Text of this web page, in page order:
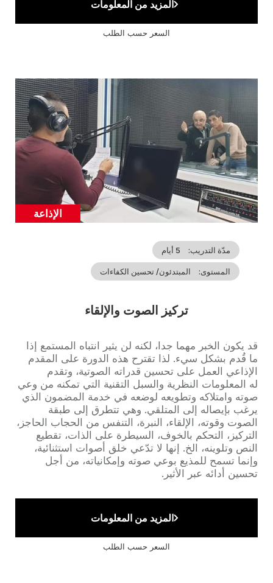
المزيد من المعلومات
السعر حسب الطلب
illustration
Catégorie
الإذاعة
مدّة التدريب 5 أيام
المستوى المبتدئون/ تحسين الكفاءات
تركيز الصوت والإلقاء
Accroche
قد يكون الخبر مهما جدا، لكنه لن يثير انتباه المستمع إذا
ما قُدم بشكل سيء. لذا تقترح هذه الدورة على المقدم
الإذاعي العمل على تحسين قدراته الصوتية، وتقدم
له المعلومات النظرية والسبل التقنية التي تمكنه من وعي
صوته وامتلاكه وتطويعه لوضعه في خدمة المضمون الذي
يرغب بإيصاله إلى المتلقي. وهي تتطرق إلى طبقة
الصوت وقوته، الإلقاء، النبرة، التنفس من الحجاب الحاجز،
التركيز، التحكم بالخوف، السيطرة على الذات، تقطيع
النص وتلوينه، الخ. إنها لا تدّعي خلق أصوات استثنائية،
وإنما تسمح للمذيع بوعي صوته وإمكانياته، من أجل
تحسين أدائه عبر الأثير.
المزيد من المعلومات
السعر حسب الطلب